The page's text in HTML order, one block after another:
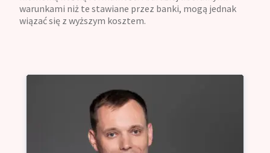
warunkami niż te stawiane przez banki, mogą jednak
wiązać się z wyższym kosztem.